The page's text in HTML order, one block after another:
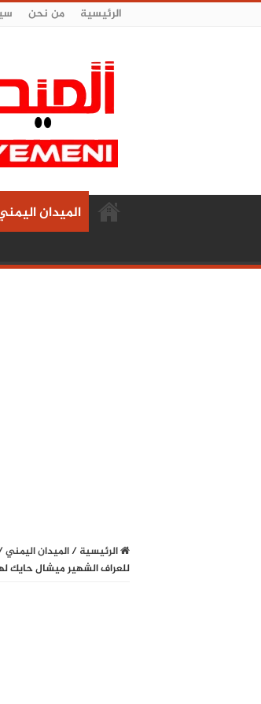
الرئيسية من نحن
الميدان
الرئيسية/الميدان اليمني
للعراف الشهير ميشال حايك